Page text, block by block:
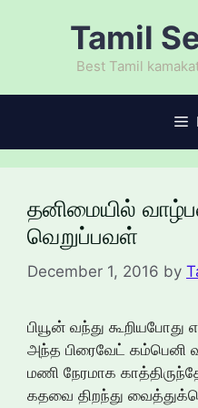
Tamil
Best Tamil
தனிமையில்
வெறுப்பவள்
December 1, 2016 by
பியூன் வந்து கூறியபோது
அந்த பிரைவேட் கம்பெனி
மணி நேரமாக
கதவை திறந்து